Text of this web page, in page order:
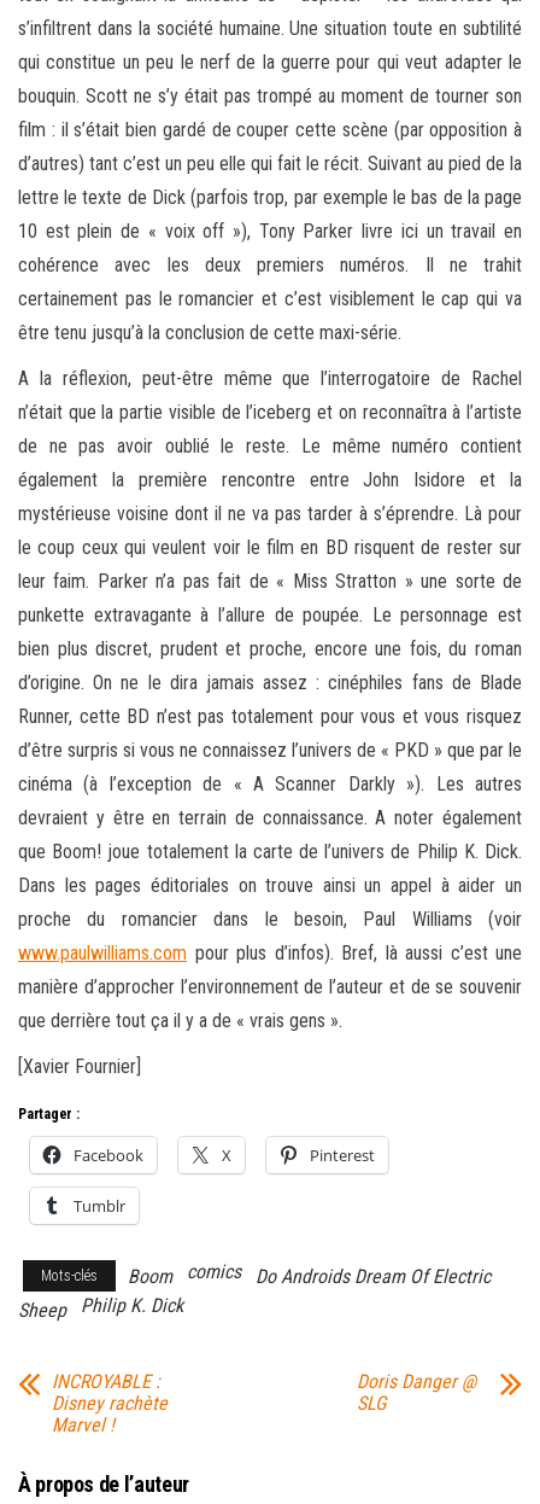
s’infiltrent dans la société humaine. Une situation toute en subtilité
qui constitue un peu le nerf de la guerre pour qui veut adapter le
bouquin. Scott ne s’y était pas trompé au moment de tourner son
film : il s’était bien gardé de couper cette scène (par opposition à
d’autres) tant c’est un peu elle qui fait le récit. Suivant au pied de la
lettre le texte de Dick (parfois trop, par exemple le bas de la page
10 est plein de « voix off »), Tony Parker livre ici un travail en
cohérence avec les deux premiers numéros. Il ne trahit
certainement pas le romancier et c’est visiblement le cap qui va
être tenu jusqu’à la conclusion de cette maxi-série.
A la réflexion, peut-être même que l’interrogatoire de Rachel
n’était que la partie visible de l’iceberg et on reconnaîtra à l’artiste
de ne pas avoir oublié le reste. Le même numéro contient
également la première rencontre entre John Isidore et la
mystérieuse voisine dont il ne va pas tarder à s’éprendre. Là pour
le coup ceux qui veulent voir le film en BD risquent de rester sur
leur faim. Parker n’a pas fait de « Miss Stratton » une sorte de
punkette extravagante à l’allure de poupée. Le personnage est
bien plus discret, prudent et proche, encore une fois, du roman
d’origine. On ne le dira jamais assez : cinéphiles fans de Blade
Runner, cette BD n’est pas totalement pour vous et vous risquez
d’être surpris si vous ne connaissez l’univers de « PKD » que par le
cinéma (à l’exception de « A Scanner Darkly »). Les autres
devraient y être en terrain de connaissance. A noter également
que Boom! joue totalement la carte de l’univers de Philip K. Dick.
Dans les pages éditoriales on trouve ainsi un appel à aider un
proche du romancier dans le besoin, Paul Williams (voir
www.paulwilliams.com pour plus d’infos). Bref, là aussi c’est une
manière d’approcher l’environnement de l’auteur et de se souvenir
que derrière tout ça il y a de « vrais gens ».
[Xavier Fournier]
Partager :
Facebook X Pinterest
Tumblr
Mots-clés Boom comics
Do Androids Dream Of Electric
Sheep
Philip K. Dick
INCROYABLE :
Disney rachète
Marvel !
Doris Danger @
SLG
À propos de l’auteur